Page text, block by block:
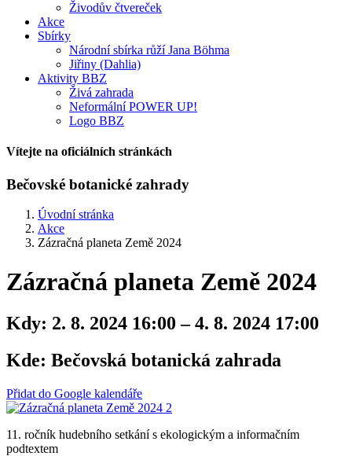
Živodův čtvereček
Akce
Sbírky
Národní sbírka růží Jana Böhma
Jiřiny (Dahlia)
Aktivity BBZ
Živá zahrada
Neformální POWER UP!
Logo BBZ
Vítejte na oficiálních stránkách
Bečovské botanické zahrady
Úvodní stránka
Akce
Zázračná planeta Země 2024
Zázračná planeta Země 2024
Kdy: 2. 8. 2024 16:00 – 4. 8. 2024 17:00
Kde: Bečovská botanická zahrada
Přidat do Google kalendáře
11. ročník hudebního setkání s ekologickým a informačním
podtextem